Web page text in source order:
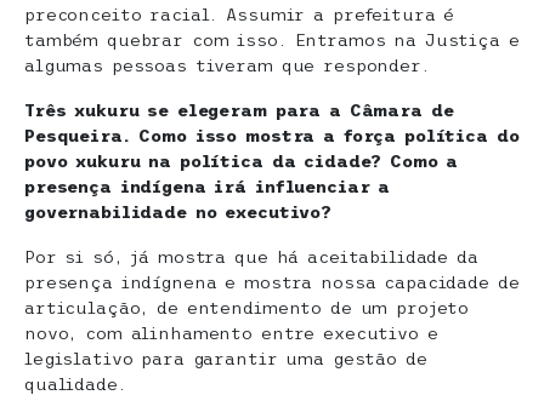
preconceito racial. Assumir a prefeitura é
também quebrar com isso. Entramos na Justiça e
algumas pessoas tiveram que responder.
Três xukuru se elegeram para a Câmara de
Pesqueira. Como isso mostra a força política do
povo xukuru na política da cidade? Como a
presença indígena irá influenciar a
governabilidade no executivo?
Por si só, já mostra que há aceitabilidade da
presença indígnena e mostra nossa capacidade de
articulação, de entendimento de um projeto
novo, com alinhamento entre executivo e
legislativo para garantir uma gestão de
qualidade.